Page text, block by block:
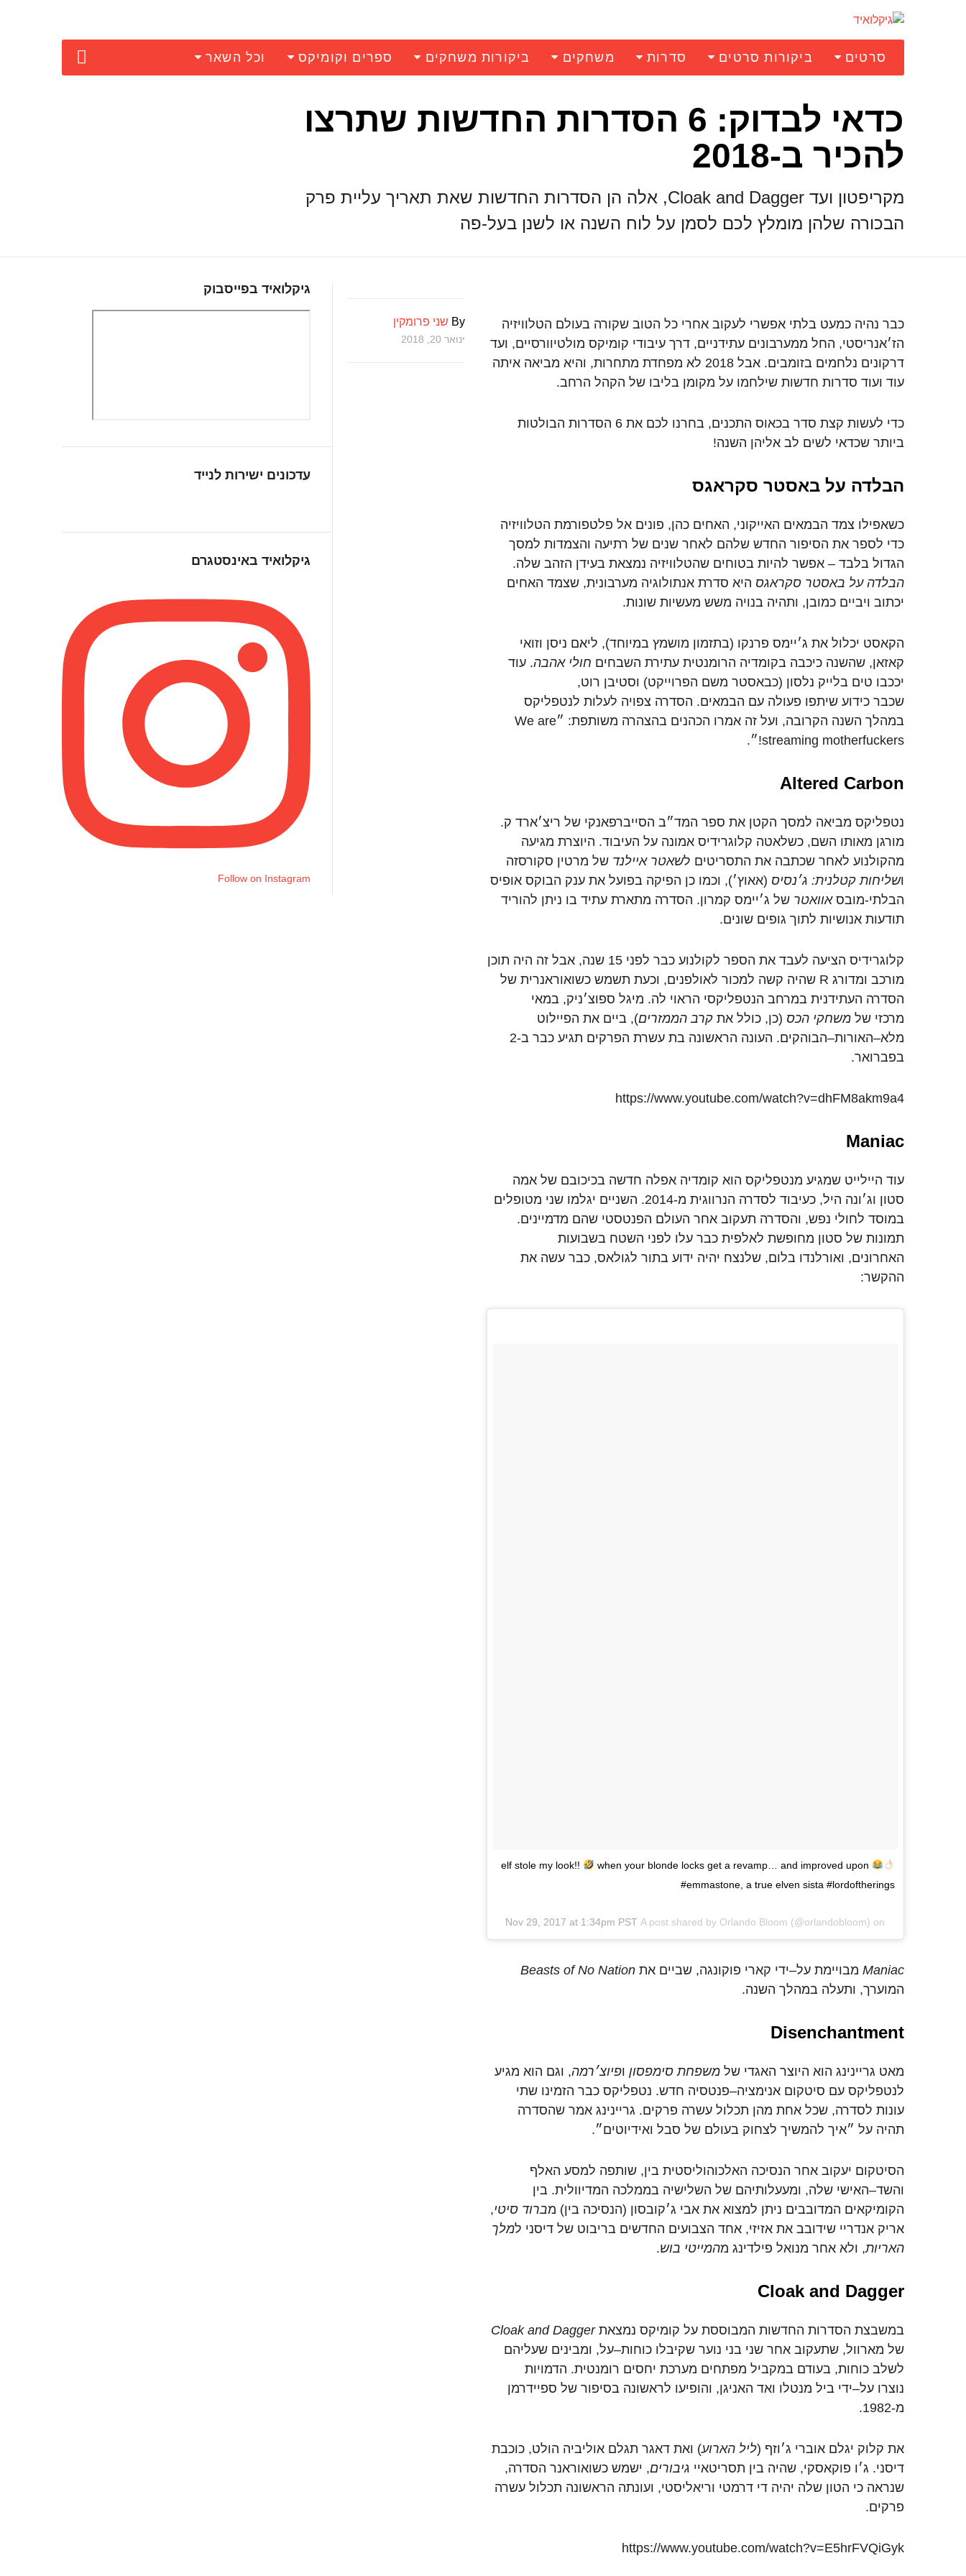
סרטים ביקורות סרטים סדרות משחקים ביקורות משחקים ספרים וקומיקס וכל השאר
כדאי לבדוק: 6 הסדרות החדשות שתרצו
להכיר ב-2018
מקריפטון ועד Cloak and Dagger, אלה הן הסדרות החדשות שאת תאריך עליית פרק
הבכורה שלהן מומלץ לכם לסמן על לוח השנה או לשנן בעל-פה
By שני פרומקין
ינואר 20, 2018
כבר נהיה כמעט בלתי אפשרי לעקוב אחרי כל הטוב שקורה בעולם הטלוויזיה
הז׳אנריסטי, החל ממערבונים עתידניים,דרך עיבודי קומיקס מולטיוורסיים, ועד
דרקונים נלחמים בזומבים.אבל 2018 לא מפחדת מתחרות, והיא מביאה איתה
עוד ועוד סדרות חדשות שילחמו על מקומן בליבו של הקהל הרחב.
כדי לעשות קצת סדר בכאוס התכנים,בחרנו לכם את 6 הסדרות הבולטות
ביותר שכדאי לשים לב אליהן השנה!
הבלדה על באסטר סקראגס
כשאפילו צמד הבמאים האייקוני, האחים כהן, פונים אל פלטפורמת הטלוויזיה
כדי לספר את הסיפור החדש שלהם לאחר שנים של רתיעה והצמדות למסך
הגדול בלבד –אפשר להיות בטוחים שהטלוויזיה נמצאת בעידן הזהב שלה.
הבלדה על באסטר סקראגס היא סדרת אנתולוגיה מערבונית,שצמד האחים
יכתוב ויביים כמובן, ותהיה בנויה משש מעשיות שונות.
הקאסט יכלול את ג׳יימס פרנקו (בתזמון מושמץ במיוחד), ליאם ניסן וזואי
קאזאן,שהשנה כיכבה בקומדיה הרומנטית עתירת השבחים חולי אהבה.עוד
יככבו טים בלייק נלסון (כבאסטר משם הפרוייקט) וסטיבן רוט,
שכבר כידועשיתפו פעולה עם הבמאים. הסדרה צפויה לעלות לנטפליקס
במהלך השנה הקרובה, ועל זה אמרו הכהנים בהצהרה משותפת: ״We are
streaming motherfuckers! ״.
Altered Carbon
נטפליקס מביאה למסך הקטן את ספר המד״ב הסייברפאנקי של ריצ׳ארד ק.
מורגן מאותו השם,כשלאטה קלוגרידיס אמונה על העיבוד. היוצרת מגיעה
מהקולנוע לאחר שכתבה את התסריטים לשאטר איילנד של מרטין סקורסזה
ושליחות קטלנית: ג׳נסיס (אאוץ׳), וכמו כן הפיקה בפועל את ענק הבוקס אופיס
הבלתי-מובס אוואטר של ג׳יימס קמרון. הסדרה מתארת עתיד בו ניתן להוריד
תודעות אנושיות לתוך גופים שונים.
קלוגרידיס הציעה לעבד את הספר לקולנוע כבר לפני 15 שנה,אבל זה היה תוכן
מורכב ומדורג שהיה קשה למכור לאולפנים, וכעת תשמש כשואוראנרית של
הסדרה העתידנית במרחב הנטפליקסי הראוי לה. מיגל ספוצ׳ניק,במאי
מרכזי שלמשחקי הכס (כן,כולל אתקרב הממזרים),ביים את הפיילוט
מלא–האורות–הבוהקים. העונה הראשונה בת עשרת הפרקים תגיע כבר ב-2
בפברואר.
https://www.youtube.com/watch?v=dhFM8akm9a4
Maniac
עוד היילייט שמגיע מנטפליקס הוא קומדיה אפלה חדשה בכיכובם של אמה
סטון וג׳ונה היל,כעיבוד לסדרה הנרווגית מ-2014. השניים יגלמו שני מטופלים
במוסד לחולי נפש, והסדרה תעקוב אחר העולם הפנטסטי שהם מדמיינים.
תמונות של סטון מחופשת לאלפית כבר עלו לפני השטח בשבועות
האחרונים, ואורלנדו בלום,שלנצח יהיה ידוע בתור לגולאס,כבר עשה את
ההקשר:
elf stole my look!!
when your blonde locks get a revamp… and improved upon
#emmastone, a true elven sista #lordoftherings
A post shared by Orlando Bloom (@orlandobloom) on
Nov 29, 2017 at 1:34pm PST
Maniac מבויימת על–ידי קארי פוקונגה,שביים את Beasts of No Nation
המוערך, ותעלה במהלך השנה.
Disenchantment
מאט גריינינג הוא היוצר האגדי של משפחת סימפסון ופיוצ׳רמה, וגם הוא מגיע
לנטפליקס עם סיטקום אנימציה–פנטסיה חדש. נטפליקס כבר הזמינו שתי
עונות לסדרה,שכל אחת מהן תכלול עשרה פרקים. גריינינג אמר שהסדרה
תהיה על ״איך להמשיך לצחוק בעולם של סבל ואידיוטים״.
הסיטקום יעקוב אחר הנסיכה האלכוהוליסטית בין,שותפה למסע האלף
והשד–האישי שלה, ומעעלותיהם של השלישיה בממלכה המדיוולית. בין
הקומיקאים המדובבים ניתן למצוא את אבי ג׳קובסון (הנסיכה בין) מברוד סיטי,
אריק אנדריי שידובב את אזיזי,אחד הצבועים החדשים בריבוט של דיסני למלך
האריות, ולא אחר מנואל פילדינג מהמייטי בוש.
Cloak and Dagger
במשבצת הסדרות החדשות המבוססת על קומיקס נמצאת Cloak and Dagger
של מארוול,שתעקוב אחר שני בני נוער שקיבלו כוחות–על, ומבינים שעליהם
לשלב כוחות, בעודם במקביל מפתחים מערכת יחסים רומנטית. הדמויות
נוצרו על–ידי ביל מנטלו ואד האניגן, והופיעו לראשונה בסיפור של ספיידרמן
מ-1982.
את קלוק יגלם אוברי ג׳וזף (ליל הארוע) ואת דאגר תגלם אוליביה הולט,כוכבת
דיסני. ג׳ו פוקאסקי,שהיה בין תסריטאיי גיבורים, ישמש כשואוראנר הסדרה,
שנראה כי הטון שלה יהיה די דרמטי וריאליסטי, ועונתה הראשונה תכלול עשרה
פרקים.
https://www.youtube.com/watch?v=E5hrFVQiGyk
גיקלואיד בפייסבוק
עדכונים ישירות לנייד
גיקלואיד באינסטגרם
Follow on Instagram